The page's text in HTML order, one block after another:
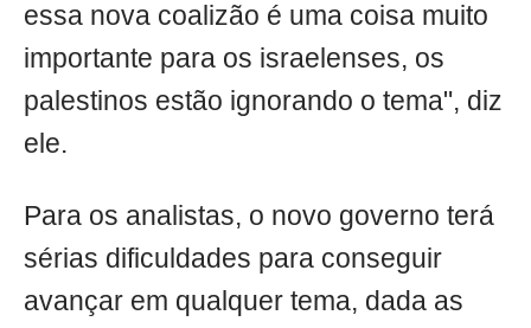
essa nova coalizão é uma coisa muito
importante para os israelenses, os
palestinos estão ignorando o tema", diz
ele.
Para os analistas, o novo governo terá
sérias dificuldades para conseguir
avançar em qualquer tema, dada as